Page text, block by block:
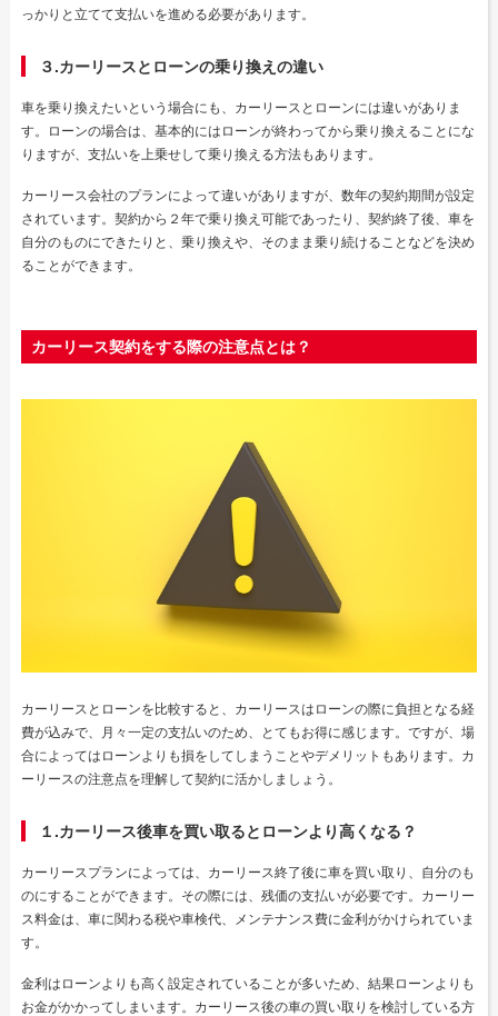
っかりと立てて支払いを進める必要があります。
３.カーリースとローンの乗り換えの違い
車を乗り換えたいという場合にも、カーリースとローンには違いがありま
す。ローンの場合は、基本的にはローンが終わってから乗り換えることにな
りますが、支払いを上乗せして乗り換える方法もあります。
カーリース会社のプランによって違いがありますが、数年の契約期間が設定
されています。契約から２年で乗り換え可能であったり、契約終了後、車を
自分のものにできたりと、乗り換えや、そのまま乗り続けることなどを決め
ることができます。
カーリース契約をする際の注意点とは？
カーリースとローンを比較すると、カーリースはローンの際に負担となる経
費が込みで、月々一定の支払いのため、とてもお得に感じます。ですが、場
合によってはローンよりも損をしてしまうことやデメリットもあります。カ
ーリースの注意点を理解して契約に活かしましょう。
１.カーリース後車を買い取るとローンより高くなる？
カーリースプランによっては、カーリース終了後に車を買い取り、自分のも
のにすることができます。その際には、残価の支払いが必要です。カーリー
ス料金は、車に関わる税や車検代、メンテナンス費に金利がかけられていま
す。
金利はローンよりも高く設定されていることが多いため、結果ローンよりも
お金がかかってしまいます。カーリース後の車の買い取りを検討している方